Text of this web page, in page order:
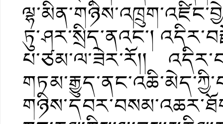
ཏུ་ཤར་སྲིད་ནའང་།
པ་ཙམ་ལ་ཟེར་རོ།།